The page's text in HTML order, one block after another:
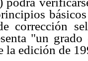
corrección
"un
la edición de